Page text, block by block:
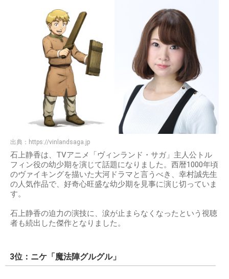
出典： https://vinlandsaga.jp
石上静香は、TVアニメ「ヴィンランド・サガ」主人公トル
フィン役の幼少期を演じて話題になりました。西暦1000年頃
のヴァイキングを描いた大河ドラマと言うべき、幸村誠先生
の人気作品で、好奇心旺盛な幼少期を見事に演じ切っていま
す。
石上静香の迫力の演技に、涙が止まらなくなったという視聴
者も続出した傑作となりました。
3位：ニケ「魔法陣グルグル」